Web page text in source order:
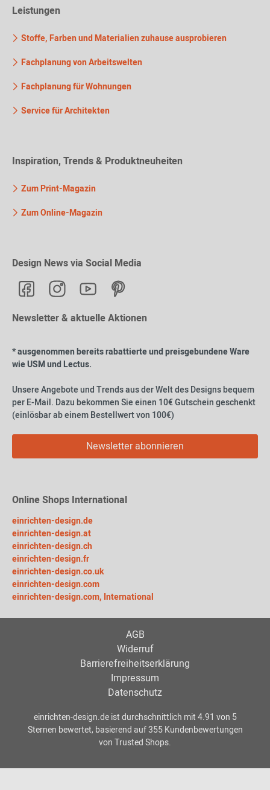
Leistungen
Stoffe, Farben und Materialien zuhause ausprobieren
Fachplanung von Arbeitswelten
Fachplanung für Wohnungen
Service für Architekten
Inspiration, Trends & Produktneuheiten
Zum Print-Magazin
Zum Online-Magazin
Design News via Social Media
Newsletter & aktuelle Aktionen
* ausgenommen bereits rabattierte und preisgebundene Ware
wie USM und Lectus.
Unsere Angebote und Trends aus der Welt des Designs bequem
per E-Mail. Dazu bekommen Sie einen 10€ Gutschein geschenkt
(einlösbar ab einem Bestellwert von 100€)
Newsletter abonnieren
Online Shops International
einrichten-design.de
einrichten-design.at
einrichten-design.ch
einrichten-design.fr
einrichten-design.co.uk
einrichten-design.com
einrichten-design.com, International
AGB
Widerruf
Barrierefreiheitserklärung
Impressum
Datenschutz
einrichten-design.deist durchschnittlich mit4.91 von 5
Sternen bewertet, basierend auf355Kundenbewertungen
von Trusted Shops.